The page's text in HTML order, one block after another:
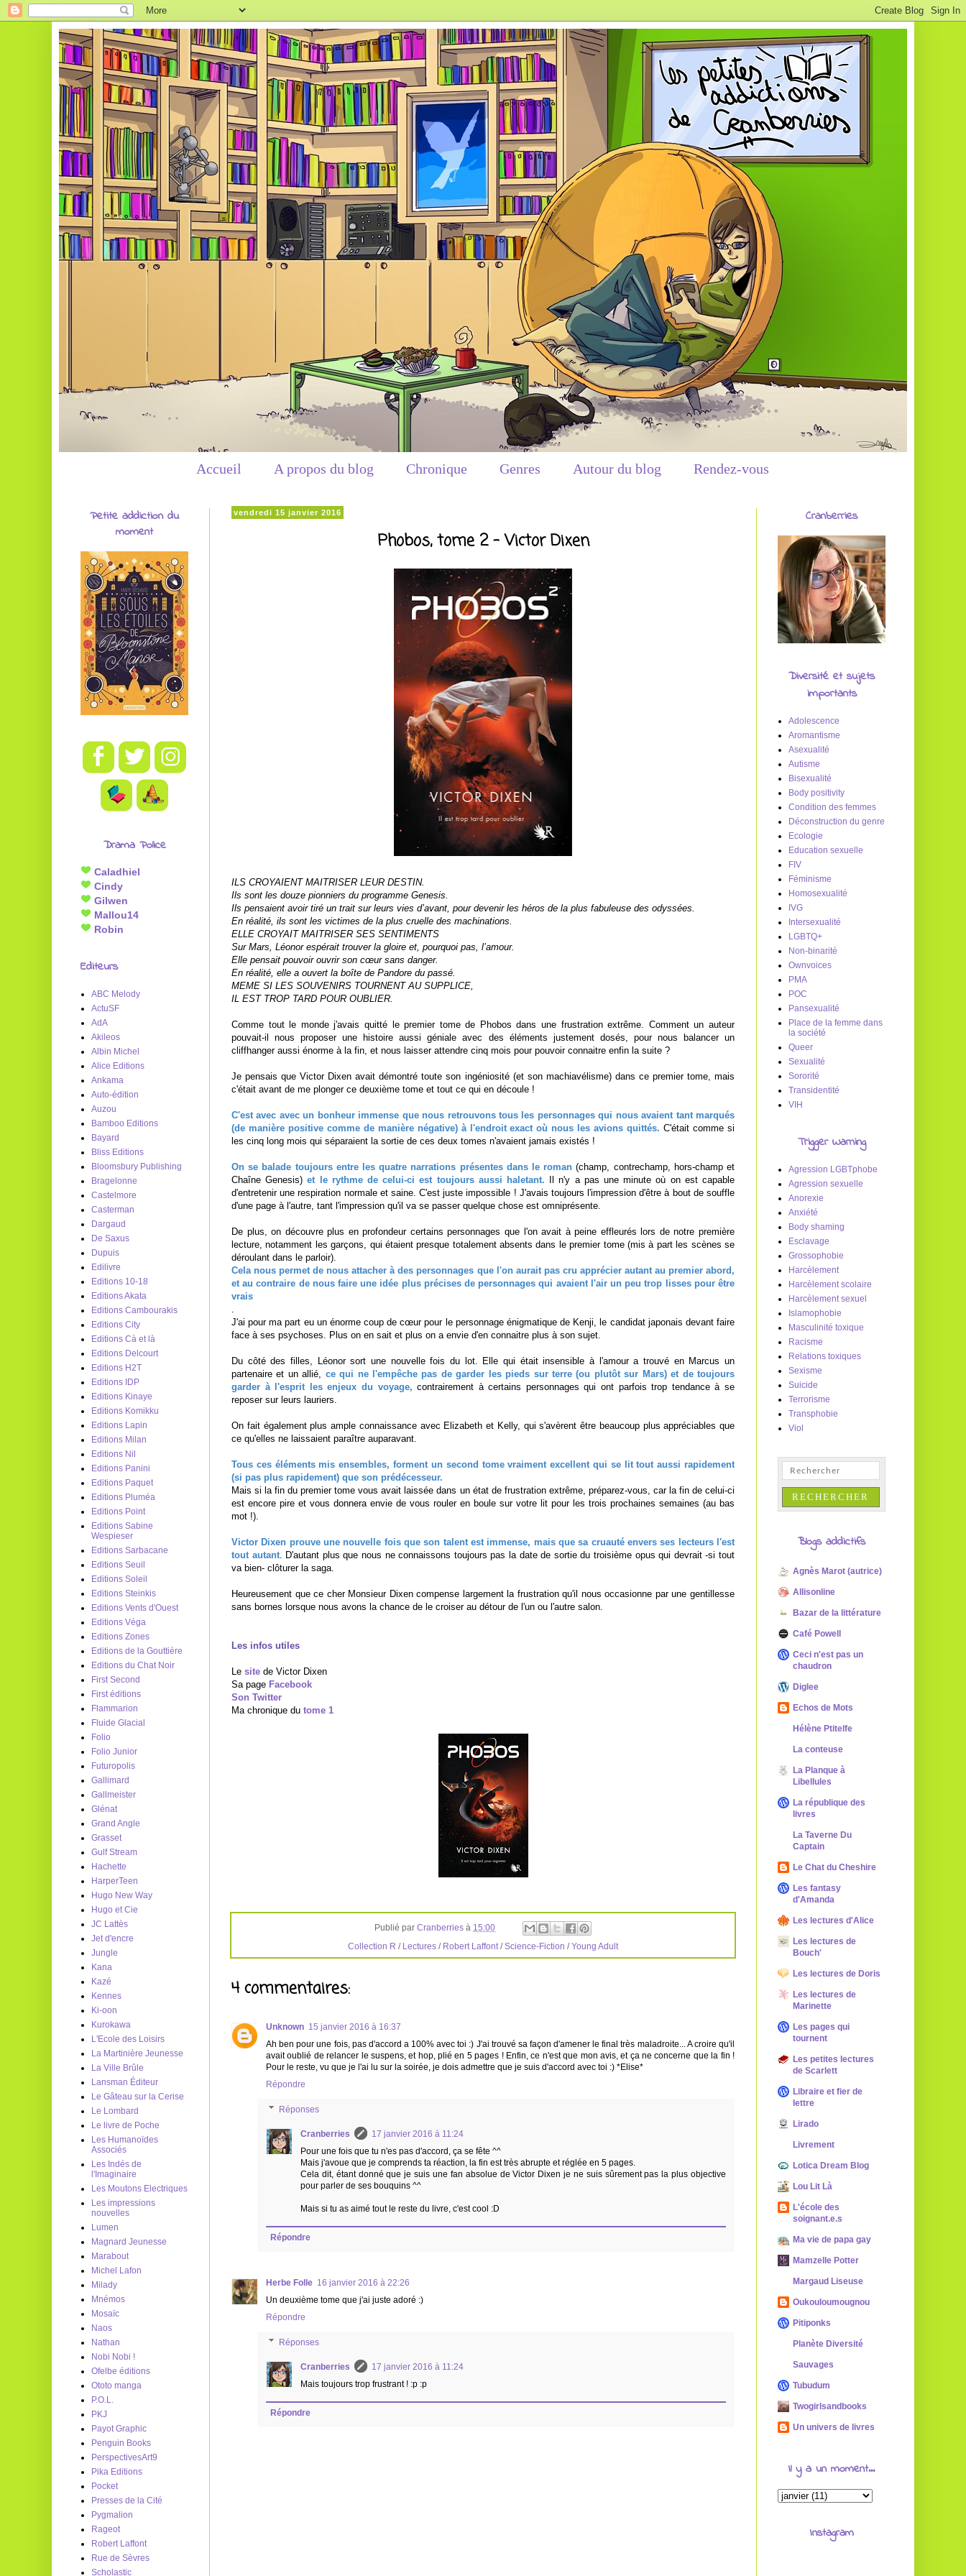
Accueil A propos du blog Chronique Genres Autour du blog Rendez-vous
vendredi 15 janvier 2016
Phobos, tome 2 - Victor Dixen
ILS CROYAIENT MAITRISER LEUR DESTIN.
Ils sont les douze pionniers du programme Genesis.
Ils pensaient avoir tiré un trait sur leurs vies d’avant, pour devenir les héros de la plus fabuleuse des odyssées.
En réalité, ils sont les victimes de la plus cruelle des machinations.
ELLE CROYAIT MAITRISER SES SENTIMENTS
Sur Mars, Léonor espérait trouver la gloire et, pourquoi pas, l’amour.
Elle pensait pouvoir ouvrir son cœur sans danger.
En réalité, elle a ouvert la boîte de Pandore du passé.
MEME SI LES SOUVENIRS TOURNENT AU SUPPLICE,
IL EST TROP TARD POUR OUBLIER.
Comme tout le monde j'avais quitté le premier tome de Phobos dans une frustration extrême. Comment un auteur
pouvait-il nous proposer une histoire aussi géniale avec des éléments justement dosés, pour nous balancer un
cliffhanger aussi énorme à la fin, et nous laisser attendre cinq mois pour pouvoir connaitre enfin la suite ?
Je pensais que Victor Dixen avait démontré toute son ingéniosité (et son machiavélisme) dans ce premier tome, mais
c'était avant de me plonger ce deuxième tome et tout ce qui en découle !
C'est avec avec un bonheur immense que nous retrouvons tous les personnages qui nous avaient tant marqués
(de manière positive comme de manière négative) à l'endroit exact où nous les avions quittés. C'était comme si
les cinq long mois qui séparaient la sortie de ces deux tomes n'avaient jamais existés !
On se balade toujours entre les quatre narrations présentes dans le roman (champ, contrechamp, hors-champ et
Chaîne Genesis)et le rythme de celui-ci est toujours aussi haletant. Il n'y a pas une minute où on est capable
d'entretenir une respiration normale et saine. C'est juste impossible ! J'avais toujours l'impression d'être à bout de souffle
d'une page à l'autre, tant l'impression qu'il va se passer quelque chose est omniprésente.
De plus, on découvre plus en profondeur certains personnages que l'on avait à peine effleurés lors de notre première
lecture, notamment les garçons, qui étaient presque totalement absents dans le premier tome (mis à part les scènes se
déroulant dans le parloir).
Cela nous permet de nous attacher à des personnages que l'on aurait pas cru apprécier autant au premier abord,
et au contraire de nous faire une idée plus précises de personnages qui avaient l'air un peu trop lisses pour être
vrais
J'ai pour ma part eu un énorme coup de cœur pour le personnage énigmatique de Kenji, le candidat japonais devant faire
face à ses psychoses. Plus on en sait et plus on a envie d'en connaitre plus à son sujet.
Du côté des filles, Léonor sort une nouvelle fois du lot. Elle qui était insensible à l'amour a trouvé en Marcus un
partenaire et un allié, ce qui ne l'empêche pas de garder les pieds sur terre (ou plutôt sur Mars) et de toujours
garder à l'esprit les enjeux du voyage, contrairement à certains personnages qui ont parfois trop tendance à se
reposer sur leurs lauriers.
On fait également plus ample connaissance avec Elizabeth et Kelly, qui s'avèrent être beaucoup plus appréciables que
ce qu'elles ne laissaient paraître auparavant.
Tous ces éléments mis ensembles, forment un second tome vraiment excellent qui se lit tout aussi rapidement
(si pas plus rapidement) que son prédécesseur.
Mais si la fin du premier tome vous avait laissée dans un état de frustration extrême, préparez-vous, car la fin de celui-ci
est encore pire et vous donnera envie de vous rouler en boule sur votre lit pour les trois prochaines semaines (au bas
mot !).
Victor Dixen prouve une nouvelle fois que son talent est immense, mais que sa cruauté envers ses lecteurs l'est
tout autant. D'autant plus que nous ne connaissons toujours pas la date de sortie du troisième opus qui devrait -si tout
va bien- clôturer la saga.
Heureusement que ce cher Monsieur Dixen compense largement la frustration qu'il nous occasionne par une gentillesse
sans bornes lorsque nous avons la chance de le croiser au détour de l'un ou l'autre salon.
Les infos utiles
Le site de Victor Dixen
Sa page Facebook
Son Twitter
Ma chronique du tome 1
Publié par Cranberries à 15:00
Collection R / Lectures / Robert Laffont /Science-Fiction /Young Adult
4 commentaires:
Unknown 15 janvier 2016 à 16:37
Ah ben pour une fois, pas d'accord a 100% avec toi :) J'ai trouvé sa façon d'amener le final très maladroite... A croire qu'il
avait oublié de relancer le suspens, et hop, plié en 5 pages ! Enfin, ce n'est que mon avis, et ça ne concerne que la fin !
Pour le reste, vu que je l'ai lu sur la soirée, je dois admettre que je suis d'accord avec toi :) *Elise*
Répondre
Réponses
Cranberries
17 janvier 2016 à 11:24
Pour une fois que tu n'es pas d'accord, ça se fête ^^
Mais j'avoue que je comprends ta réaction, la fin est très abrupte et réglée en 5 pages.
Cela dit, étant donné que je suis une fan absolue de Victor Dixen je ne suis sûrement pas la plus objective
pour parler de ses bouquins ^^
Mais si tu as aimé tout le reste du livre, c'est cool :D
Répondre
Herbe Folle 16 janvier 2016 à 22:26
Un deuxième tome que j'ai juste adoré :)
Répondre
Réponses
Cranberries
17 janvier 2016 à 11:24
Mais toujours trop frustrant ! :p :p
Répondre
Petite addiction du
moment
Drama Police
Caladhiel
Cindy
Gilwen
Mallou14
Robin
Editeurs
ABC Melody
ActuSF
AdA
Akileos
Albin Michel
Alice Editions
Ankama
Auto-édition
Auzou
Bamboo Editions
Bayard
Bliss Editions
Bloomsbury Publishing
Bragelonne
Castelmore
Casterman
Dargaud
De Saxus
Dupuis
Edilivre
Editions 10-18
Editions Akata
Editions Cambourakis
Editions City
Editions Cà et là
Editions Delcourt
Editions H2T
Editions IDP
Editions Kinaye
Editions Komikku
Editions Lapin
Editions Milan
Editions Nil
Editions Panini
Editions Paquet
Editions Pluméa
Editions Point
Editions Sabine
Wespieser
Editions Sarbacane
Editions Seuil
Editions Soleil
Editions Steinkis
Editions Vents d'Ouest
Editions Véga
Editions Zones
Editions de la Gouttière
Editions du Chat Noir
First Second
First éditions
Flammarion
Fluide Glacial
Folio
Folio Junior
Futuropolis
Gallimard
Gallmeister
Glénat
Grand Angle
Grasset
Gulf Stream
Hachette
HarperTeen
Hugo New Way
Hugo et Cie
JC Lattès
Jet d'encre
Jungle
Kana
Kazé
Kennes
Ki-oon
Kurokawa
L'Ecole des Loisirs
La Martinière Jeunesse
La Ville Brûle
Lansman Éditeur
Le Gâteau sur la Cerise
Le Lombard
Le livre de Poche
Les Humanoïdes
Associés
Les Indés de
l'Imaginaire
Les Moutons Electriques
Les impressions
nouvelles
Lumen
Magnard Jeunesse
Marabout
Michel Lafon
Milady
Mnémos
Mosaïc
Naos
Nathan
Nobi Nobi !
Ofelbe éditions
Ototo manga
P.O.L.
PKJ
Payot Graphic
Penguin Books
PerspectivesArt9
Pika Editions
Pocket
Presses de la Cité
Pygmalion
Rageot
Robert Laffont
Rue de Sèvres
Scholastic
Cranberries
Diversité et sujets
importants
Adolescence
Aromantisme
Asexualité
Autisme
Bisexualité
Body positivity
Condition des femmes
Déconstruction du genre
Ecologie
Education sexuelle
FIV
Féminisme
Homosexualité
IVG
Intersexualité
LGBTQ+
Non-binarité
Ownvoices
PMA
POC
Pansexualité
Place de la femme dans
la société
Queer
Sexualité
Sororité
Transidentité
VIH
Trigger Warning
Agression LGBTphobe
Agression sexuelle
Anorexie
Anxiété
Body shaming
Esclavage
Grossophobie
Harcèlement
Harcèlement scolaire
Harcèlement sexuel
Islamophobie
Masculinité toxique
Racisme
Relations toxiques
Sexisme
Suicide
Terrorisme
Transphobie
Viol
Blogs addictifs
Agnès Marot (autrice)
Allisonline
Bazar de la littérature
Café Powell
Ceci n'est pas un
chaudron
Diglee
Echos de Mots
Hélène Ptitelfe
La conteuse
La Planque à
Libellules
La république des
livres
La Taverne Du
Captain
Le Chat du Cheshire
Les fantasy
d'Amanda
Les lectures d'Alice
Les lectures de
Bouch'
Les lectures de Doris
Les lectures de
Marinette
Les pages qui
tournent
Les petites lectures
de Scarlett
Libraire et fier de
lettre
Lirado
Livrement
Lotica Dream Blog
Lou Lit Là
L'école des
soignant.e.s
Ma vie de papa gay
Mamzelle Potter
Margaud Liseuse
Oukouloumougnou
Pitiponks
Planète Diversité
Sauvages
Tubudum
Twogirlsandbooks
Un univers de livres
Il y a un moment...
Instagram